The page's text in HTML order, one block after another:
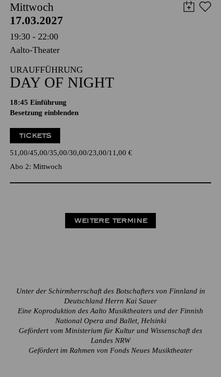
Mittwoch
17.03.2027
19:30 - 22:00
Aalto-Theater
URAUFFÜHRUNG
DAY OF NIGHT
18:45 Einführung
Besetzung einblenden
TICKETS
51,00 45,00 35,00 30,00 23,00 11,00 €
Abo 2: Mittwoch
WEITERE TERMINE
Unter der Schirmherrschaft des Botschafters von Finnland in
Deutschland Herrn Kai Sauer
Eine Koproduktion des Aalto Musiktheaters und der Finnish
National Opera and Ballet, Helsinki
Gefördert vom Ministerium für Kultur und Wissenschaft des
Landes NRW
Gefördert im Rahmen von Fonds Neues Musiktheater